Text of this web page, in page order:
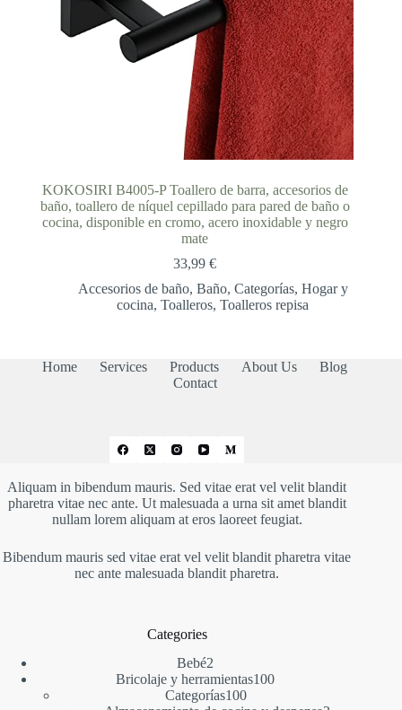
KOKOSIRI B4005-P Toallero de barra, accesorios de
baño, toallero de níquel cepillado para pared de baño o
cocina, disponible en cromo, acero inoxidable y negro
mate
33,99€
Accesorios de baño, Baño, Categorías, Hogar y
cocina,Toalleros,Toalleros repisa
Home Services Products About Us
Blog
Contact
Aliquam in bibendum mauris. Sed vitae erat vel velit blandit
pharetra vitae nec ante. Ut malesuada a urna sit amet blandit
nullam lorem aliquam at eros laoreet feugiat.
Bibendum mauris sed vitae erat vel velit blandit pharetra vitae
nec ante malesuada blandit pharetra.
Categories
Bebé22
productos
Bricolaje y herramientas100100
Categorías100100